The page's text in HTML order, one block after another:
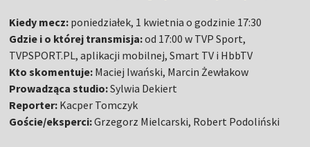
Kiedy mecz: poniedziałek, 1 kwietnia o godzinie 17:30
Gdzie i o której transmisja:od 17:00 w TVP Sport,
TVPSPORT.PL, aplikacji mobilnej, Smart TV i HbbTV
Kto skomentuje: Maciej Iwański, Marcin Żewłakow
Prowadząca studio:Sylwia Dekiert
Reporter: Kacper Tomczyk
Goście/eksperci:Grzegorz Mielcarski, Robert Podoliński